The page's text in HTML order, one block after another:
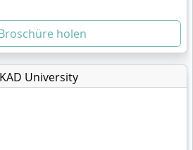
holen
University